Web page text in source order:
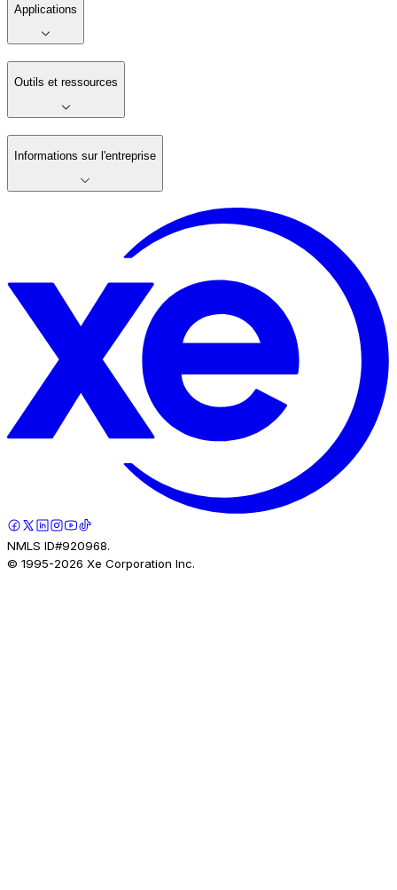
Applications
Outils et ressources
Informations sur l'entreprise
NMLS ID#920968.
© 1995-2026 Xe Corporation Inc.